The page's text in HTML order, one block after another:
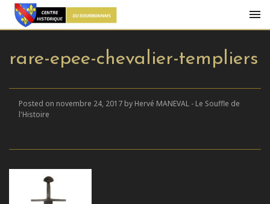
rare-epee-chevalier-templiers
Posted on novembre 24, 2017 by Hervé MANEVAL - Le Souffle de
l'Histoire